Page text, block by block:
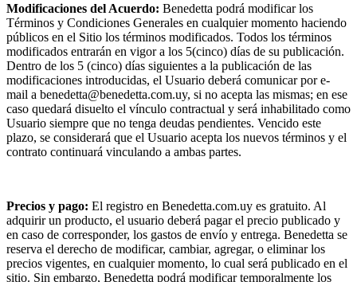
Modificaciones del Acuerdo: Benedetta podrá modificar los
Términos y Condiciones Generales en cualquier momento haciendo
públicos en el Sitio los términos modificados. Todos los términos
modificados entrarán en vigor a los 5(cinco) días de su publicación.
Dentro de los 5 (cinco) días siguientes a la publicación de las
modificaciones introducidas, el Usuario deberá comunicar por e-
mail a benedetta@benedetta.com.uy, si no acepta las mismas; en ese
caso quedará disuelto el vínculo contractual y será inhabilitado como
Usuario siempre que no tenga deudas pendientes. Vencido este
plazo, se considerará que el Usuario acepta los nuevos términos y el
contrato continuará vinculando a ambas partes.
Precios y pago: El registro en Benedetta.com.uy es gratuito. Al
adquirir un producto, el usuario deberá pagar el precio publicado y
en caso de corresponder, los gastos de envío y entrega. Benedetta se
reserva el derecho de modificar, cambiar, agregar, o eliminar los
precios vigentes, en cualquier momento, lo cual será publicado en el
sitio. Sin embargo, Benedetta podrá modificar temporalmente los